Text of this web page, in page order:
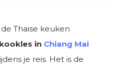
Thaise keuken
kookles in Chiang Mai
je reis. Het is de